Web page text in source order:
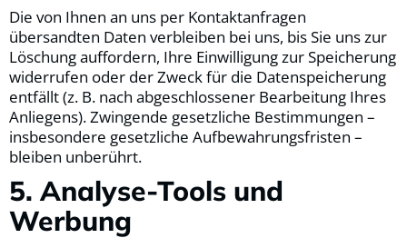
Die von Ihnen an uns per Kontaktanfragen
übersandten Daten verbleiben bei uns, bis Sie uns zur
Löschung auffordern, Ihre Einwilligung zur Speicherung
widerrufen oder der Zweck für die Datenspeicherung
entfällt (z. B. nach abgeschlossener Bearbeitung Ihres
Anliegens). Zwingende gesetzliche Bestimmungen –
insbesondere gesetzliche Aufbewahrungsfristen –
bleiben unberührt.
5. Analyse-Tools und
Werbung